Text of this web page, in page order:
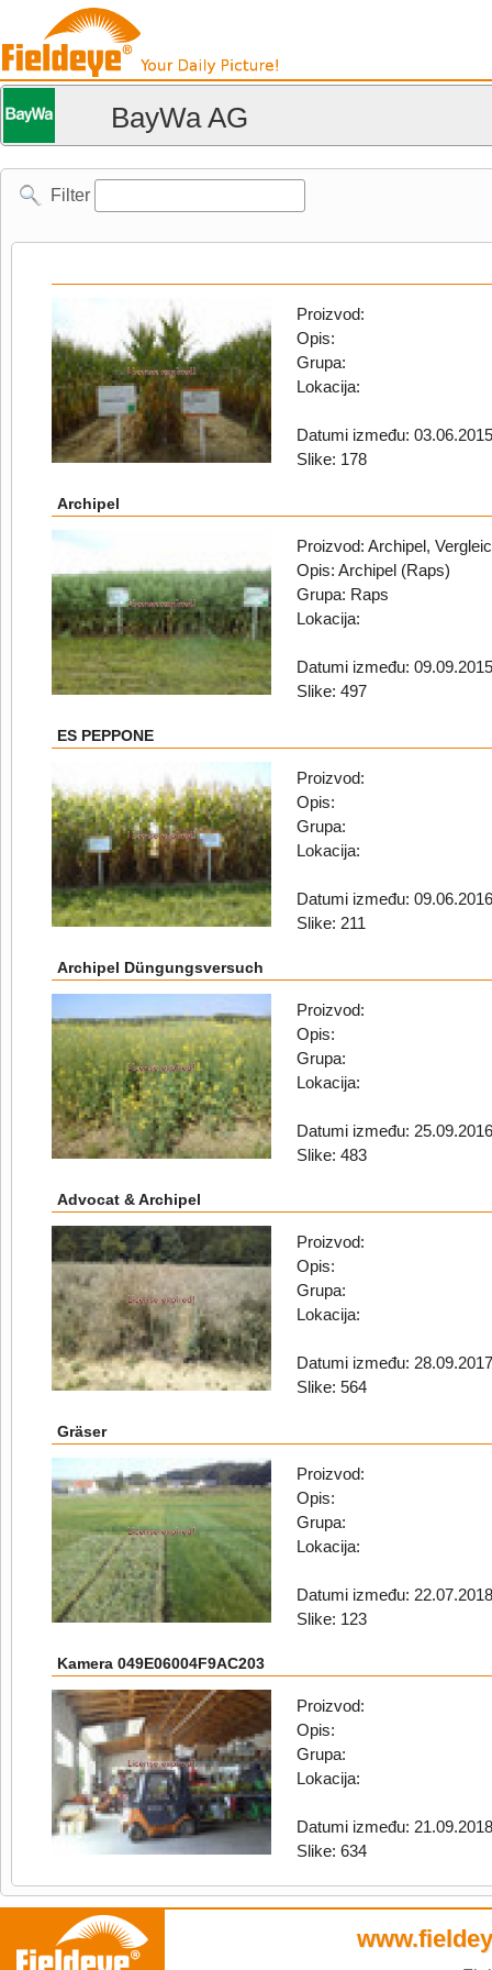
BayWa AG
Filter
Proizvod:
Opis:
Grupa:
Lokacija:
Datumi između:
Slike: 178
Archipel
Proizvod: Archipel,
Opis: Archipel (Raps)
Grupa: Raps
Lokacija:
Datumi između:
Slike: 497
ES PEPPONE
Proizvod:
Opis:
Grupa:
Lokacija:
Datumi između:
Slike: 211
Archipel Düngungsversuch
Proizvod:
Opis:
Grupa:
Lokacija:
Datumi između:
Slike: 483
Advocat & Archipel
Proizvod:
Opis:
Grupa:
Lokacija:
Datumi između:
Slike: 564
Gräser
Proizvod:
Opis:
Grupa:
Lokacija:
Datumi između:
Slike: 123
Kamera 049E06004F9AC203
Proizvod:
Opis:
Grupa:
Lokacija:
Datumi između:
Slike: 634